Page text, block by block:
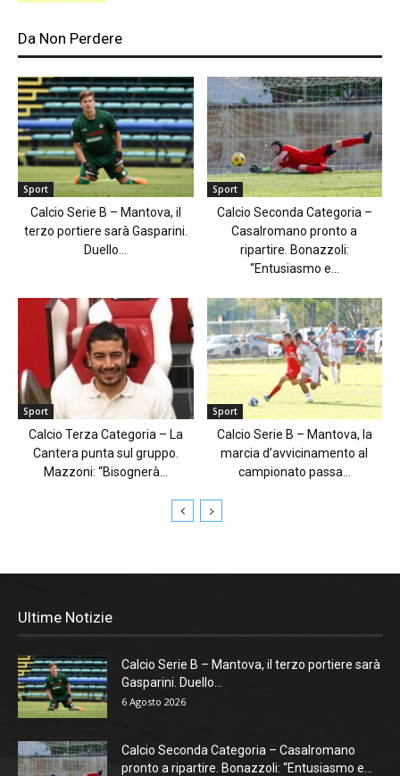
Da Non Perdere
Sport
Calcio Serie B – Mantova, il
terzo portiere sarà Gasparini.
Duello...
Sport
Calcio Seconda Categoria –
Casalromano pronto a
ripartire. Bonazzoli:
“Entusiasmo e...
Sport
Calcio Terza Categoria – La
Cantera punta sul gruppo.
Mazzoni: “Bisognerà...
Sport
Calcio Serie B – Mantova, la
marcia d’avvicinamento al
campionato passa...
Ultime Notizie
Calcio Serie B – Mantova, il terzo portiere sarà
Gasparini. Duello...
6 Agosto 2026
Calcio Seconda Categoria – Casalromano
pronto a ripartire. Bonazzoli: “Entusiasmo e...